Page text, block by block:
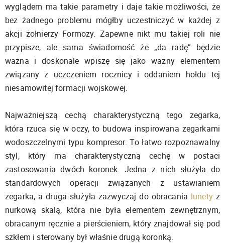
wyglądem ma takie parametry i daje takie możliwości, że
bez żadnego problemu mógłby uczestniczyć w każdej z
akcji żołnierzy Formozy. Zapewne nikt mu takiej roli nie
przypisze, ale sama świadomość że „da radę” będzie
ważna i doskonale wpiszę się jako ważny elementem
związany z uczczeniem rocznicy i oddaniem hołdu tej
niesamowitej formacji wojskowej.
Najważniejszą cechą charakterystyczną tego zegarka,
która rzuca się w oczy, to budowa inspirowana zegarkami
wodoszczelnymi typu kompresor. To łatwo rozpoznawalny
styl, który ma charakterystyczną cechę w postaci
zastosowania dwóch koronek. Jedna z nich służyła do
standardowych operacji związanych z ustawianiem
zegarka, a druga służyła zazwyczaj do obracania lunetyz
nurkową skalą, która nie była elementem zewnętrznym,
obracanym ręcznie a pierścieniem, który znajdował się pod
szkłem i sterowany był właśnie drugą koronką.